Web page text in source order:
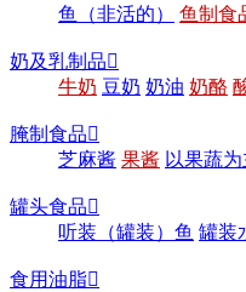
鱼（非活的）
鱼制食
奶及乳制品
牛奶 豆奶 奶油 奶酪
腌制食品
芝麻酱 果酱 以果蔬
罐头食品
听装（罐装）鱼 罐装
食用油脂